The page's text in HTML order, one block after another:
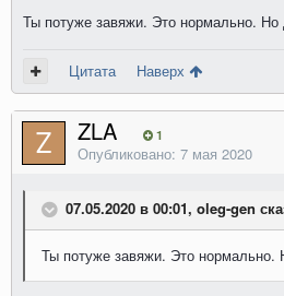
Ты потуже завяжи. Это нормально.
Цитата Наверх
ZLA 1
Опубликовано: 7 мая 2020
07.05.2020 в 00:01, oleg-gen
Ты потуже завяжи. Это